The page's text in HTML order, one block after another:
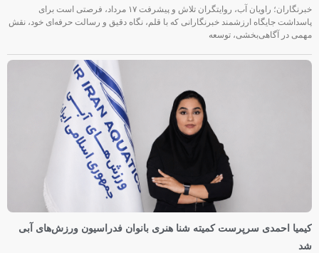
خبرنگاران؛ راویان آب، روایتگران تلاش و پیشرفت ۱۷ مرداد، فرصتی است برای
پاسداشت جایگاه ارزشمند خبرنگارانی که با قلم، نگاه دقیق و رسالت حرفه‌ای خود، نقش
مهمی در آگاهی‌بخشی، توسعه
کیمیا احمدی سرپرست کمیته شنا هنری بانوان فدراسیون ورزش‌های آبی
شد